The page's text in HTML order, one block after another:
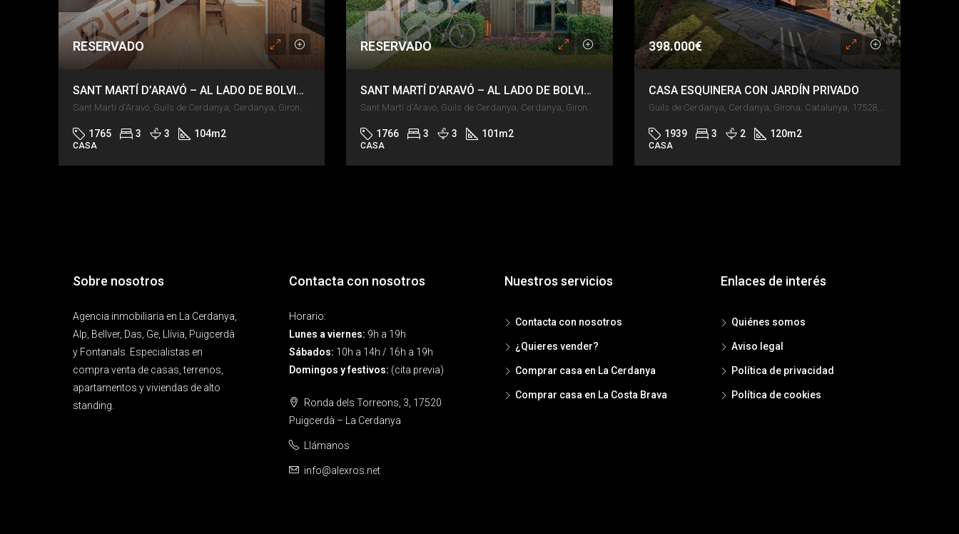
RESERVADO
SANT MARTÍ D’ARAVÓ – AL LADO DE BOLVIR – JARDÍN Y PISCINA
1765 3 3 104m2
CASA
RESERVADO
SANT MARTÍ D’ARAVÓ – AL LADO DE BOLVIR – JARDÍN Y PISCINA
1766 3 3 101m2
CASA
398.000€
CASA ESQUINERA CON JARDÍN PRIVADO
1939 3 2 120m2
CASA
Sobre nosotros
Agencia inmobiliaria en La Cerdanya,
Alp, Bellver, Das, Ge, Llívia, Puigcerdà
y Fontanals. Especialistas en
compra venta de casas, terrenos,
apartamentos y viviendas de alto
standing.
Contacta con nosotros
Horario:
Lunes a viernes: 9h a 19h
Sábados: 10h a 14h / 16h a 19h
Domingos y festivos: (cita previa)
Ronda dels Torreons, 3, 17520
Puigcerdà – La Cerdanya
Llámanos
info@alexros.net
Nuestros servicios
Contacta con nosotros
¿Quieres vender?
Comprar casa en La Cerdanya
Comprar casa en La Costa Brava
Enlaces de interés
Quiénes somos
Aviso legal
Política de privacidad
Política de cookies